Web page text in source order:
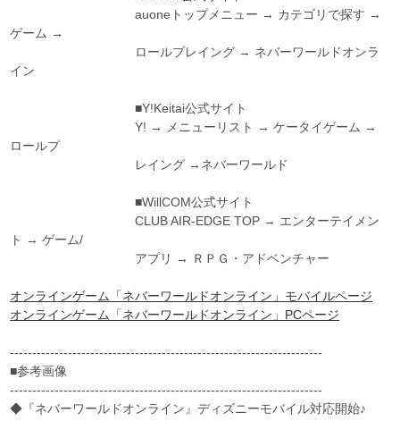
auoneトップメニュー → カテゴリで探す →
ゲーム →
ロールプレイング → ネバーワールドオンラ
イン
■Y!Keitai公式サイト
Y! → メニューリスト → ケータイゲーム →
ロールプ
レイング →ネバーワールド
■WillCOM公式サイト
CLUB AIR-EDGE TOP → エンターテイメン
ト → ゲーム/
アプリ → ＲＰＧ・アドベンチャー
オンラインゲーム「ネバーワールドオンライン」モバイルページ
オンラインゲーム「ネバーワールドオンライン」PCページ
----------------------------------------------------------------------
■参考画像
----------------------------------------------------------------------
◆『ネバーワールドオンライン』ディズニーモバイル対応開始♪